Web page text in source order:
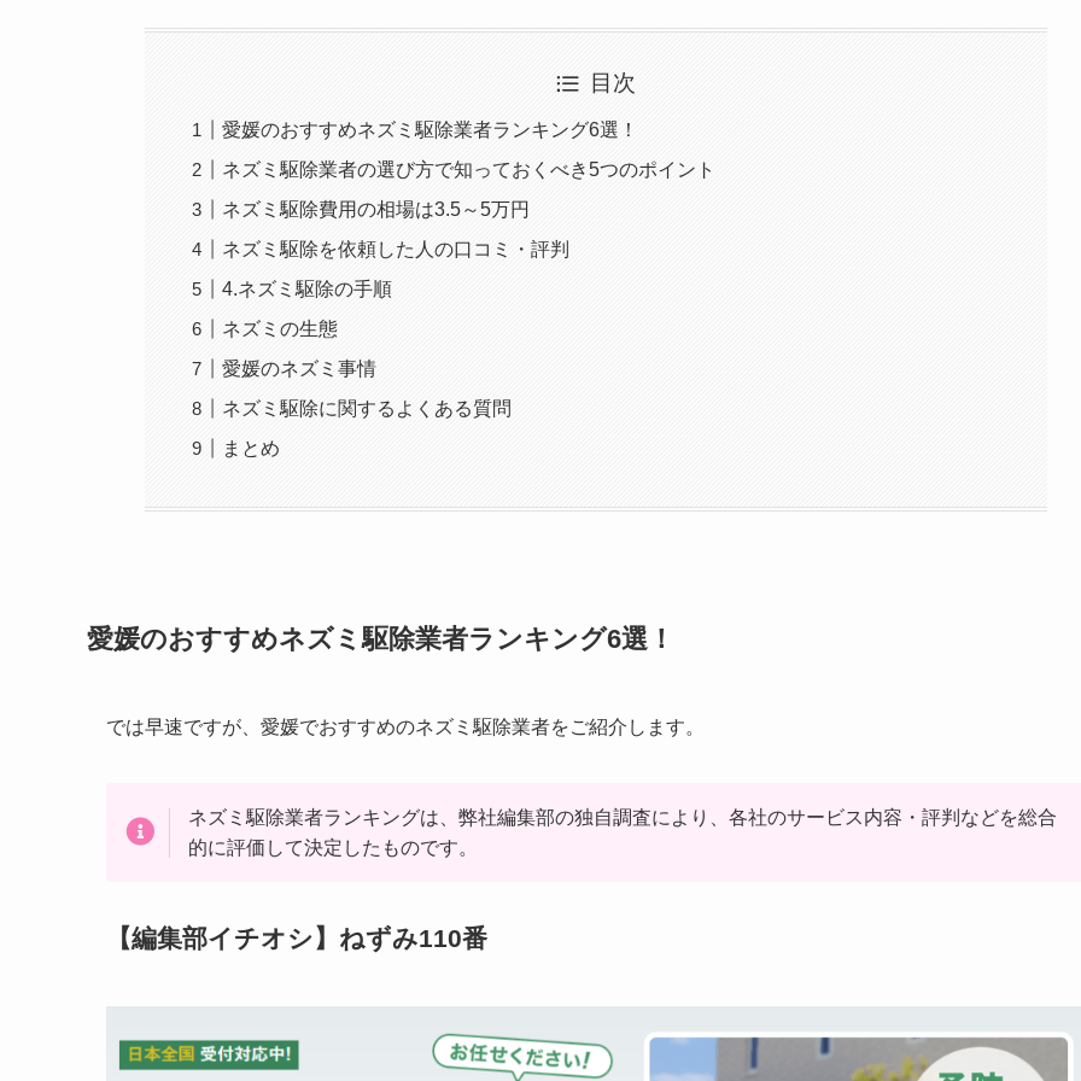
目次
愛媛のおすすめネズミ駆除業者ランキング6選！
ネズミ駆除業者の選び方で知っておくべき5つのポイント
ネズミ駆除費用の相場は3.5～5万円
ネズミ駆除を依頼した人の口コミ・評判
4.ネズミ駆除の手順
ネズミの生態
愛媛のネズミ事情
ネズミ駆除に関するよくある質問
まとめ
愛媛のおすすめネズミ駆除業者ランキング6選！
では早速ですが、愛媛でおすすめのネズミ駆除業者をご紹介します。
ネズミ駆除業者ランキングは、弊社編集部の独自調査により、各社のサービス内容・評判などを総合
的に評価して決定したものです。
【編集部イチオシ】ねずみ110番